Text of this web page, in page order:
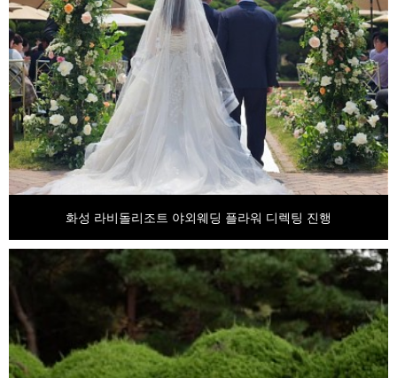
화성 라비돌리조트 야외웨딩 플라워 디렉팅 진행